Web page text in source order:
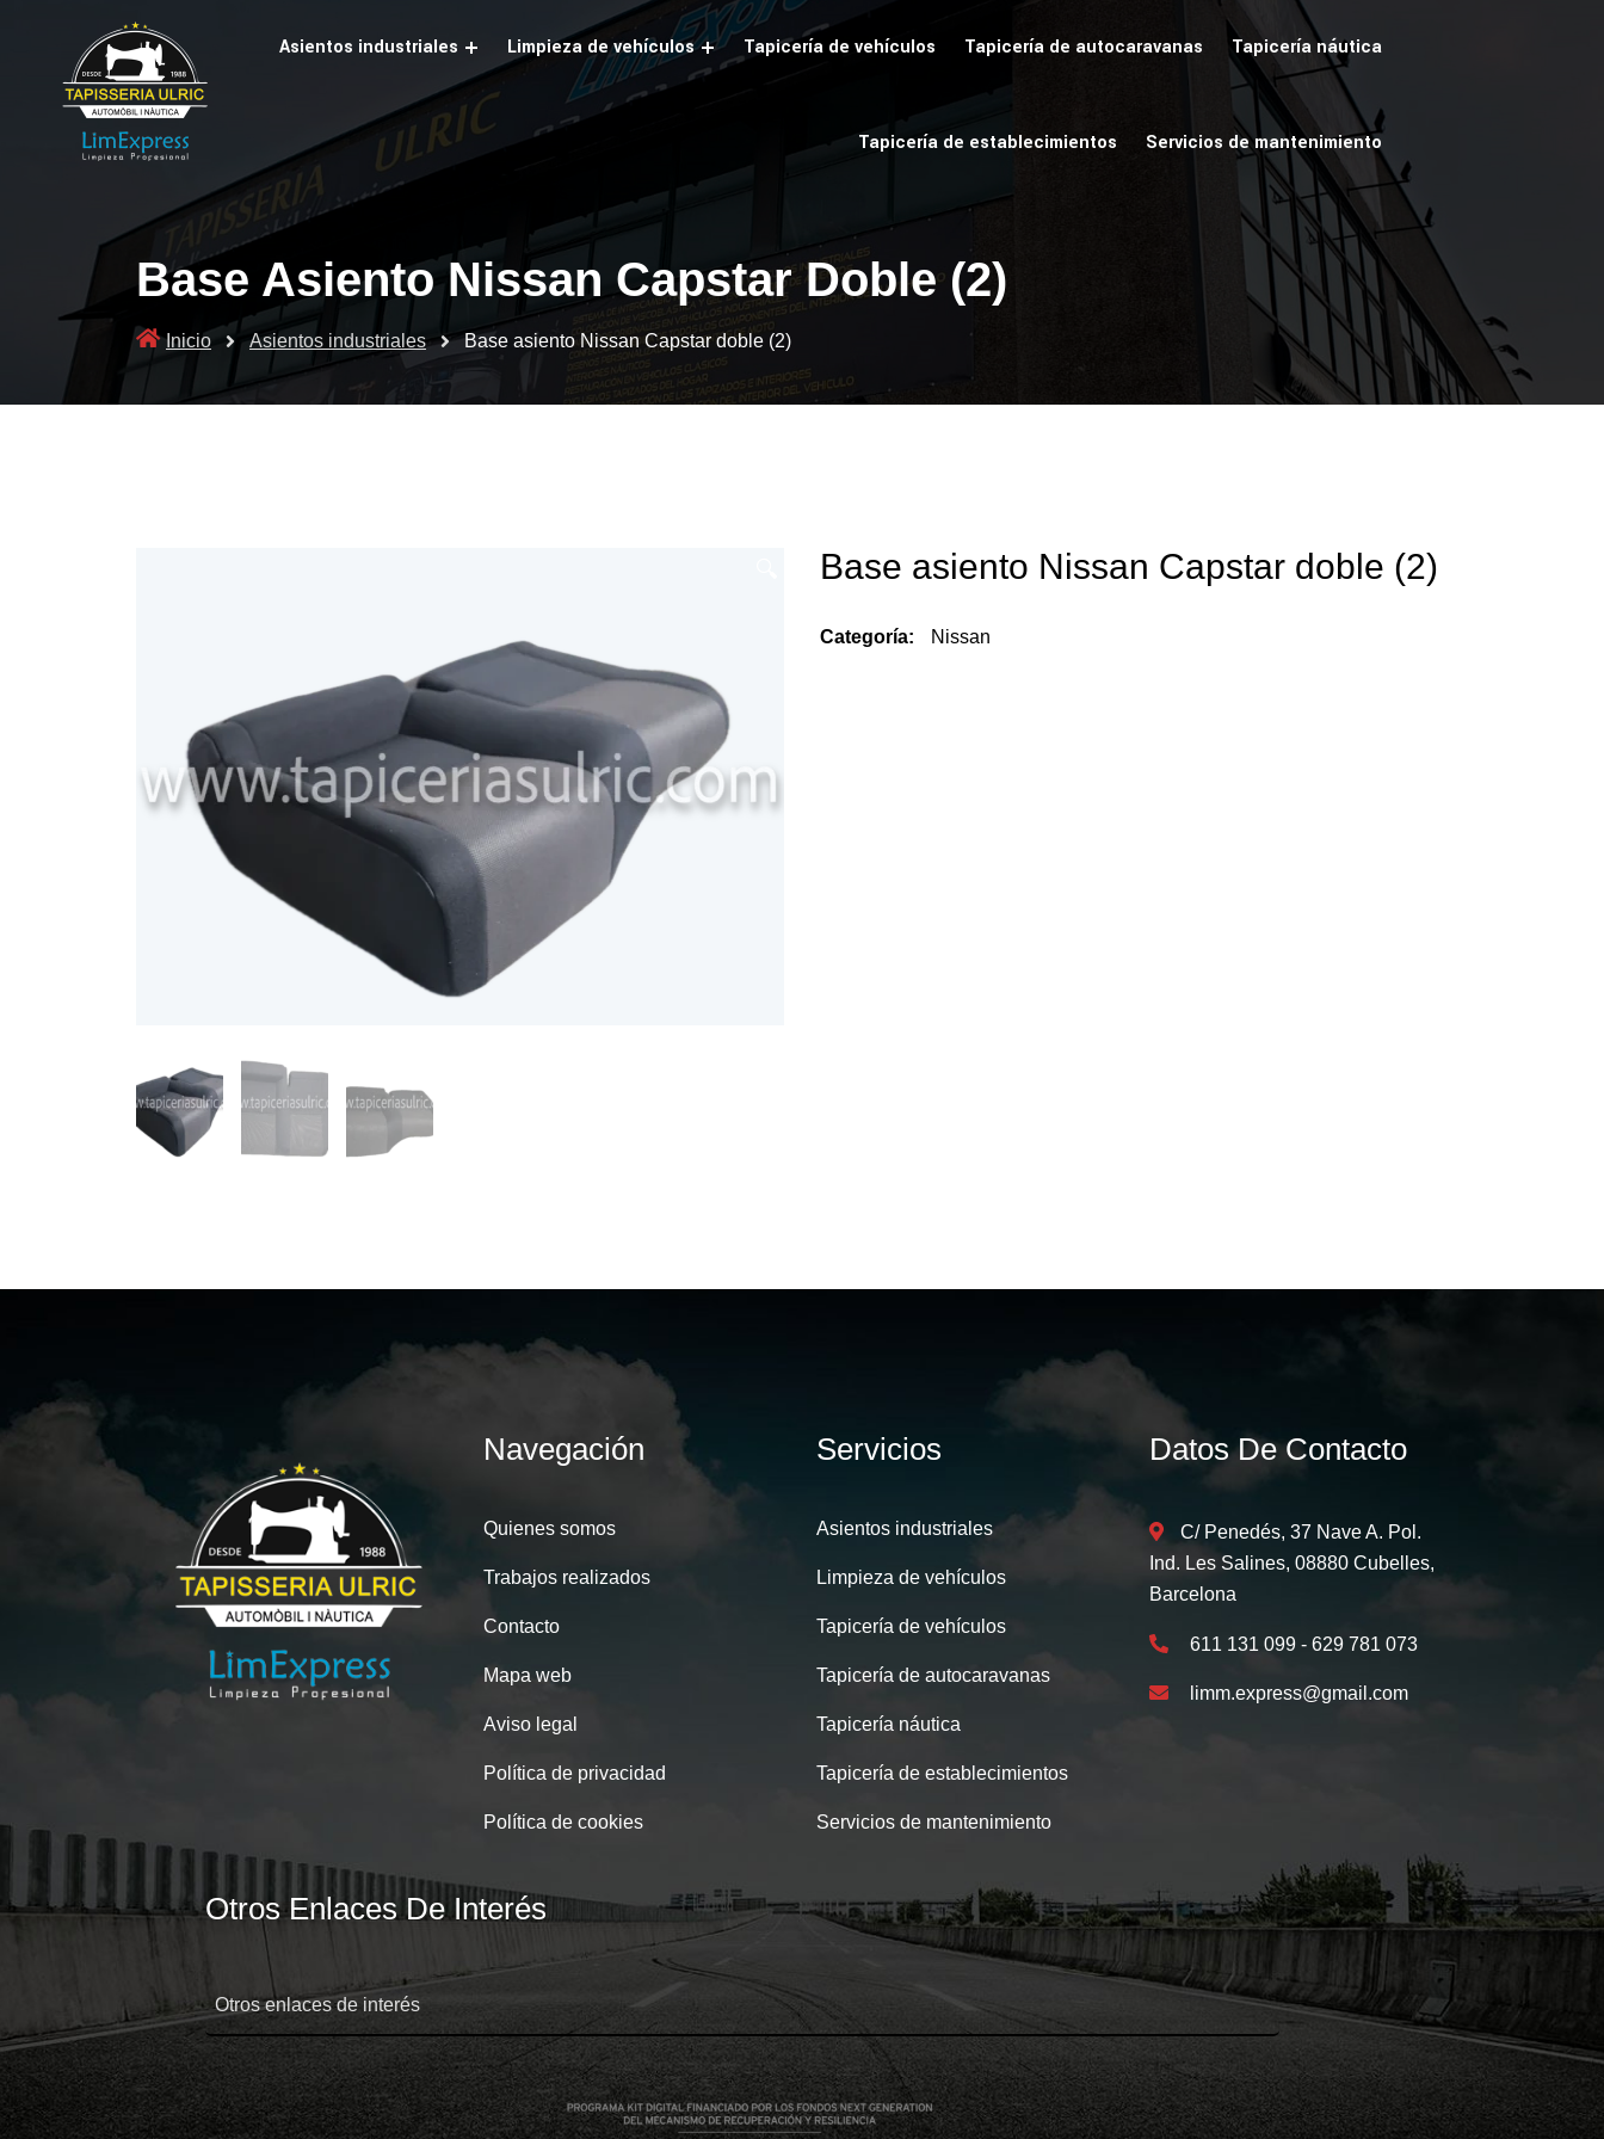
Asientos industriales Limpieza de vehículos Tapicería de vehículos Tapicería de autocaravanas Tapicería náutica
Tapicería de establecimientos Servicios de mantenimiento
Base Asiento Nissan Capstar Doble (2)
Inicio Asientos industriales Base asiento Nissan Capstar doble (2)
Base asiento Nissan Capstar doble (2)
Categoría: Nissan
Navegación
Quienes somos
Trabajos realizados
Contacto
Mapa web
Aviso legal
Política de privacidad
Política de cookies
Servicios
Asientos industriales
Limpieza de vehículos
Tapicería de vehículos
Tapicería de autocaravanas
Tapicería náutica
Tapicería de establecimientos
Servicios de mantenimiento
Datos De Contacto
C/ Penedés, 37 Nave A. Pol.
Ind. Les Salines, 08880 Cubelles,
Barcelona
611 131 099 - 629 781 073
limm.express@gmail.com
Otros Enlaces De Interés